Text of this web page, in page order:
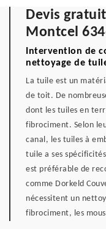
Devis
Montcel
Intervention de
nettoyage de
La tuile est un
de toit. De
dont les tuiles en
fibrociment. Selon
canal, les tuiles à
tuile a ses
est préférable de
comme Dorkeld
nécessitent un
fibrociment, les